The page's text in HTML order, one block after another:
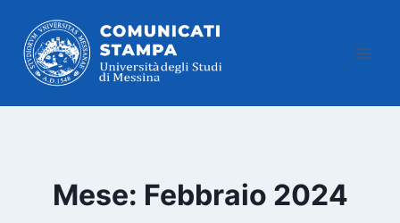
contenuto
Mese: Febbraio 2024